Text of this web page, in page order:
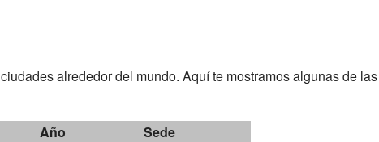
alrededor del mundo. Aquí te mostramos algunas de las
Año
Sede